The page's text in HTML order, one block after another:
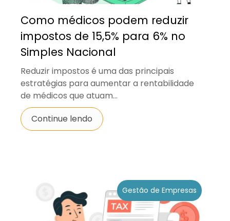
Como médicos podem reduzir
impostos de 15,5% para 6% no
Simples Nacional
Reduzir impostos é uma das principais
estratégias para aumentar a rentabilidade
de médicos que atuam...
Continue lendo
Gestão de Empresas